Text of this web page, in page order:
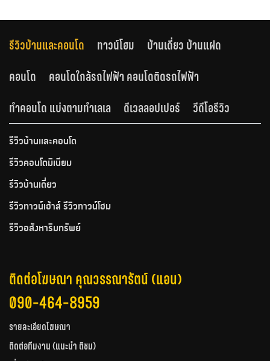
รีวิวบ้านและคอนโด ทาวน์โฮม
บ้านเดี่ยว บ้านแฝด
คอนโด
คอนโดใกล้รถไฟฟ้า คอนโดติดรถไฟฟ้า
ทำคอนโด แบ่งตามทำเลเล
ดีเวลลอปเปอร์ วีดีโอรีวิว
รีวิวบ้านและคอนโด
รีวิวคอนโดมิเนียม
รีวิวบ้านเดี่ยว
รีวิวทาวน์เฮ้าส์ รีวิวทาวน์โฮม
รีวิวอสังหาริมทรัพย์
ติดต่อโฆษณา คุณวรรณารัตน์ (แอน)
090-464-8959
รายละเอียดโฆษณา
ติดต่อทีมงาน (แนะนำ ติชม)